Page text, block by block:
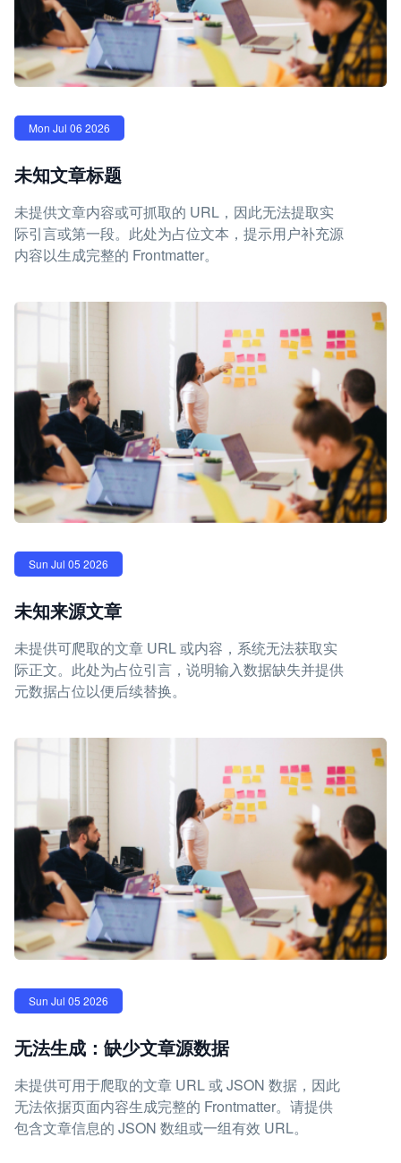
Mon Jul 06 2026
未知文章标题
未提供文章内容或可抓取的 URL，因此无法提取实
际引言或第一段。此处为占位文本，提示用户补充源
内容以生成完整的 Frontmatter。
Sun Jul 05 2026
未知来源文章
未提供可爬取的文章 URL 或内容，系统无法获取实
际正文。此处为占位引言，说明输入数据缺失并提供
元数据占位以便后续替换。
Sun Jul 05 2026
无法生成：缺少文章源数据
未提供可用于爬取的文章 URL 或 JSON 数据，因此
无法依据页面内容生成完整的 Frontmatter。请提供
包含文章信息的 JSON 数组或一组有效 URL。